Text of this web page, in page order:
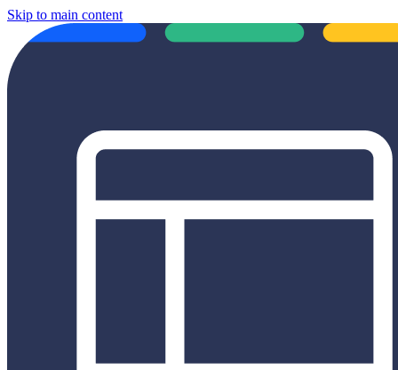
Skip to main content